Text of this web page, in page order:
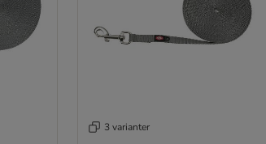
3 varianter